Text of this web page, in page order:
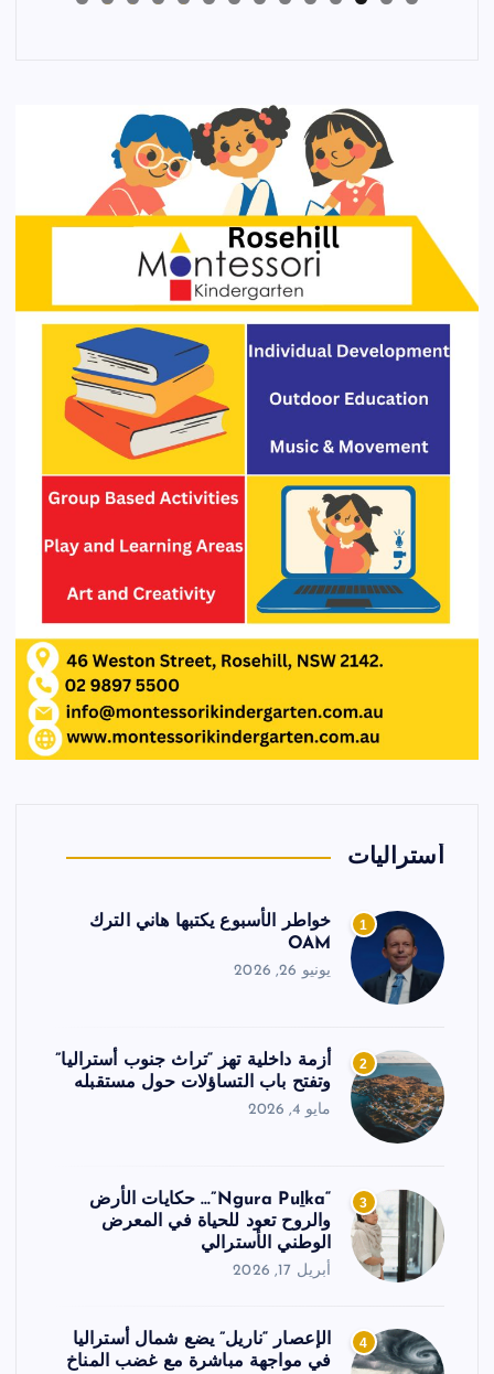
أستراليات
1
خواطر الأسبوع يكتبها هاني الترك
OAM
يونيو 26, 2026
2
أزمة داخلية تهز “تراث جنوب أستراليا”
وتفتح باب التساؤلات حول مستقبله
مايو 4, 2026
3
“Ngura Puḻka”… حكايات الأرض
والروح تعود للحياة في المعرض
الوطني الأسترالي
أبريل 17, 2026
4
الإعصار “ناريل” يضع شمال أستراليا
في مواجهة مباشرة مع غضب المناخ